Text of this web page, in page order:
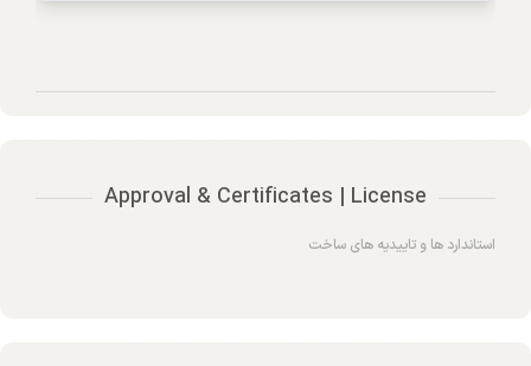
Approval & Certificates | License
استاندارد ها و تاییدیه های ساخت